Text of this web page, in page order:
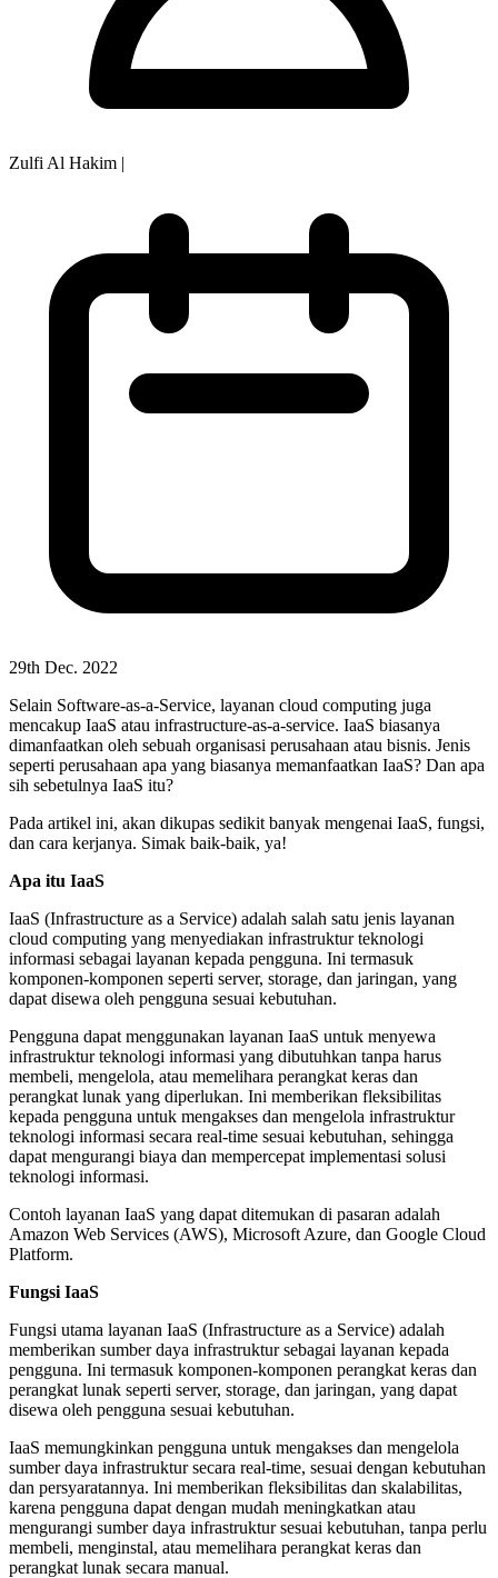
Zulfi Al Hakim |
29th Dec. 2022
Selain Software-as-a-Service, layanan cloud computing juga
mencakup IaaS atau infrastructure-as-a-service. IaaS biasanya
dimanfaatkan oleh sebuah organisasi perusahaan atau bisnis. Jenis
seperti perusahaan apa yang biasanya memanfaatkan IaaS? Dan apa
sih sebetulnya IaaS itu?
Pada artikel ini, akan dikupas sedikit banyak mengenai IaaS, fungsi,
dan cara kerjanya. Simak baik-baik, ya!
Apa itu IaaS
IaaS (Infrastructure as a Service) adalah salah satu jenis layanan
cloud computing yang menyediakan infrastruktur teknologi
informasi sebagai layanan kepada pengguna. Ini termasuk
komponen-komponen seperti server, storage, dan jaringan, yang
dapat disewa oleh pengguna sesuai kebutuhan.
Pengguna dapat menggunakan layanan IaaS untuk menyewa
infrastruktur teknologi informasi yang dibutuhkan tanpa harus
membeli, mengelola, atau memelihara perangkat keras dan
perangkat lunak yang diperlukan. Ini memberikan fleksibilitas
kepada pengguna untuk mengakses dan mengelola infrastruktur
teknologi informasi secara real-time sesuai kebutuhan, sehingga
dapat mengurangi biaya dan mempercepat implementasi solusi
teknologi informasi.
Contoh layanan IaaS yang dapat ditemukan di pasaran adalah
Amazon Web Services (AWS), Microsoft Azure, dan Google Cloud
Platform.
Fungsi IaaS
Fungsi utama layanan IaaS (Infrastructure as a Service) adalah
memberikan sumber daya infrastruktur sebagai layanan kepada
pengguna. Ini termasuk komponen-komponen perangkat keras dan
perangkat lunak seperti server, storage, dan jaringan, yang dapat
disewa oleh pengguna sesuai kebutuhan.
IaaS memungkinkan pengguna untuk mengakses dan mengelola
sumber daya infrastruktur secara real-time, sesuai dengan kebutuhan
dan persyaratannya. Ini memberikan fleksibilitas dan skalabilitas,
karena pengguna dapat dengan mudah meningkatkan atau
mengurangi sumber daya infrastruktur sesuai kebutuhan, tanpa perlu
membeli, menginstal, atau memelihara perangkat keras dan
perangkat lunak secara manual.